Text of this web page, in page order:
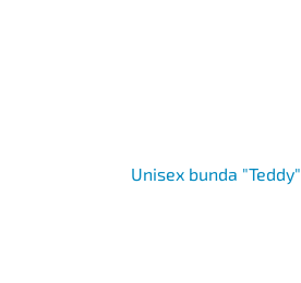
Unisex bunda "Teddy"